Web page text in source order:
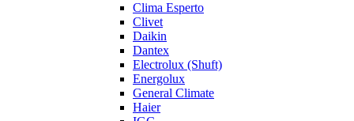
Clima Esperto
Clivet
Daikin
Dantex
Electrolux (Shuft)
Energolux
General Climate
Haier